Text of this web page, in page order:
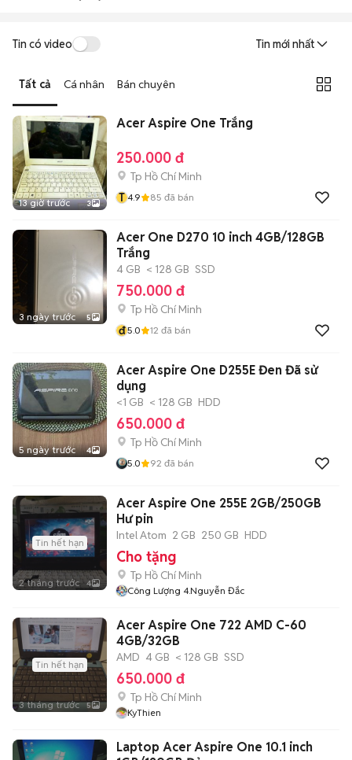
Tin có video Tin mới nhất
Tất cả Cá nhân Bán chuyên
13 giờ trước 3
Acer Aspire One Trắng
250.000 đ
Tp Hồ Chí Minh
T 4.9 85 đã bán
3 ngày trước 5
Acer One D270 10 inch 4GB/128GB
Trắng
4 GB < 128 GB SSD
750.000 đ
Tp Hồ Chí Minh
đ5.0 12 đã bán
5 ngày trước 4
Acer Aspire One D255E Đen Đã sử
dụng
<1 GB < 128 GB HDD
650.000 đ
Tp Hồ Chí Minh
5.0 92 đã bán
Tin hết hạn
2 tháng trước 4
Acer Aspire One 255E 2GB/250GB
Hư pin
Intel Atom 2 GB 250 GB HDD
Cho tặng
Tp Hồ Chí Minh
Công Lượng 4.Nguyễn Đắc
Tin hết hạn
3 tháng trước 5
Acer Aspire One 722 AMD C-60
4GB/32GB
AMD 4 GB < 128 GB SSD
650.000 đ
Tp Hồ Chí Minh
KyThien
Laptop Acer Aspire One 10.1 inch